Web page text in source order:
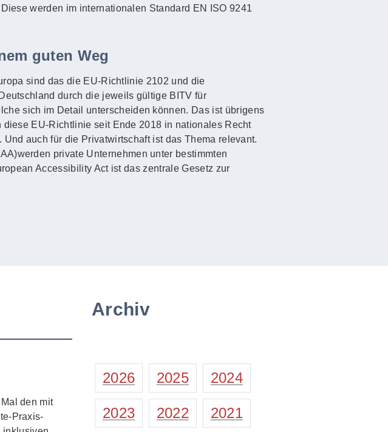
werden im internationalen Standard EN ISO 9241
guten Weg
sind das die EU-Richtlinie 2102 und die
durch die jeweils gültige BITV für
sich im Detail unterscheiden können. Das ist übrigens
EU-Richtlinie seit Ende 2018 in nationales Recht
auch für die Privatwirtschaft ist das Thema relevant.
private Unternehmen unter bestimmten
Accessibility Act ist das zentrale Gesetz zur
den mit
Praxis-
Archiv
2026 2025 2024
2023 2022 2021